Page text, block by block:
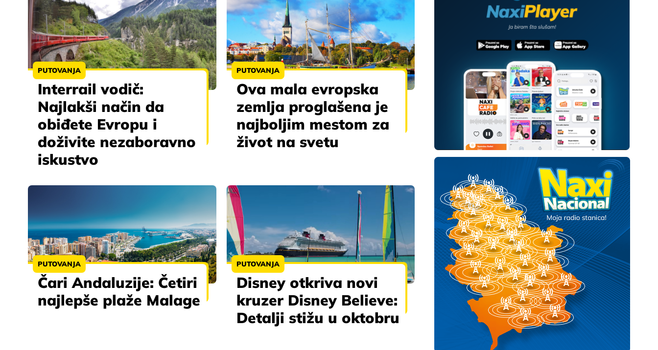
PUTOVANJA
Interrail vodič:
Najlakši način da
obiđete Evropu i
doživite nezaboravno
iskustvo
PUTOVANJA
Ova mala evropska
zemlja proglašena je
najboljim mestom za
život na svetu
PUTOVANJA
Čari Andaluzije: Četiri
najlepše plaže Malage
PUTOVANJA
Disney otkriva novi
kruzer Disney Believe:
Detalji stižu u oktobru